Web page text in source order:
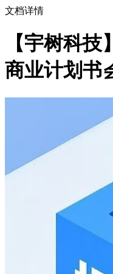
文档详情
【宇树科
商业计划书